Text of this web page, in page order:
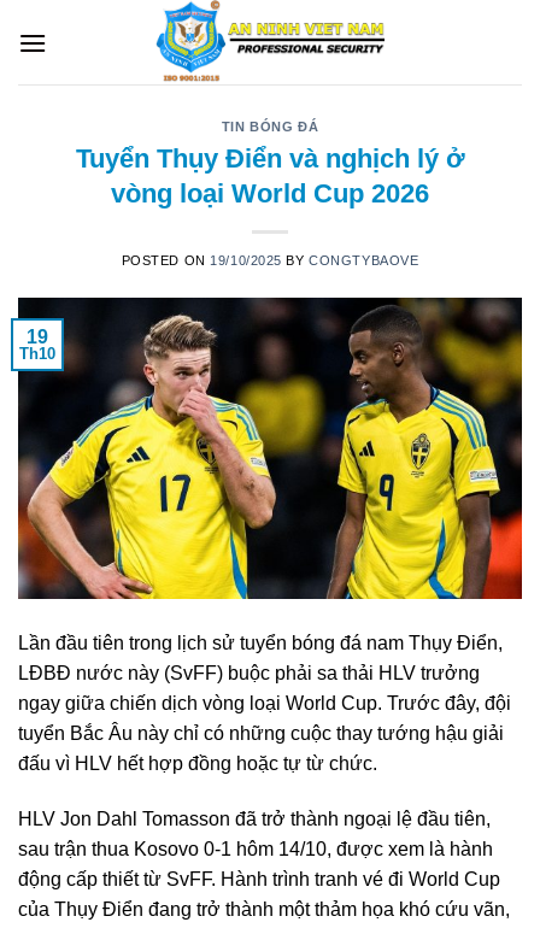
TIN BÓNG ĐÁ
Tuyển Thụy Điển và nghịch lý ở
vòng loại World Cup 2026
POSTED ON 19/10/2025 BYCONGTYBAOVE
19
Th10
Lần đầu tiên trong lịch sử tuyển bóng đá nam Thụy Điển,
LĐBĐ nước này (SvFF) buộc phải sa thải HLV trưởng
ngay giữa chiến dịch vòng loại World Cup. Trước đây, đội
tuyển Bắc Âu này chỉ có những cuộc thay tướng hậu giải
đấu vì HLV hết hợp đồng hoặc tự từ chức.
HLV Jon Dahl Tomasson đã trở thành ngoại lệ đầu tiên,
sau trận thua Kosovo 0-1 hôm 14/10, được xem là hành
động cấp thiết từ SvFF. Hành trình tranh vé đi World Cup
của Thụy Điển đang trở thành một thảm họa khó cứu vãn,